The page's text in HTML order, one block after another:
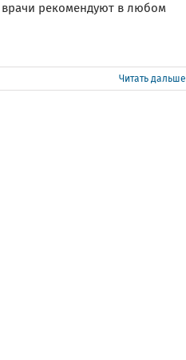
врачи рекомендуют в любом
Читать дальше